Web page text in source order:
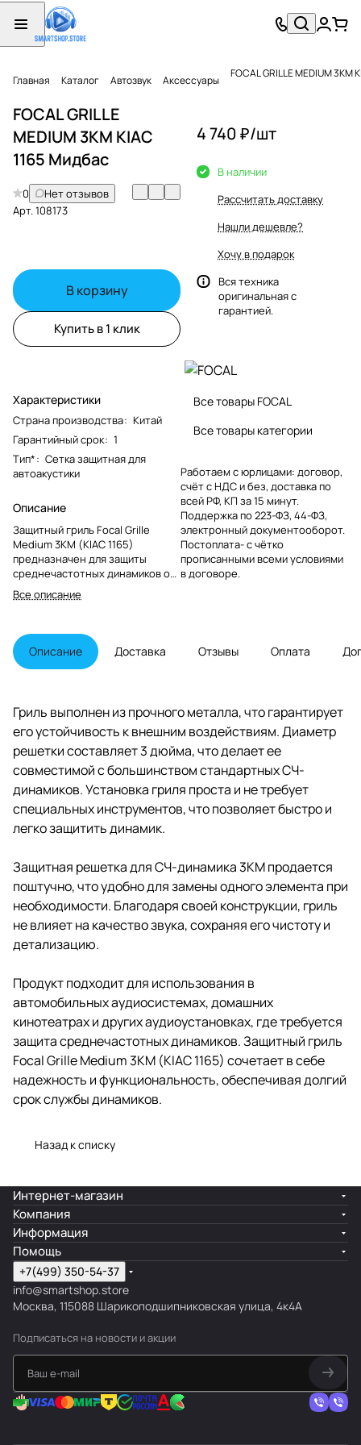
Главная Каталог Автозвук Аксессуары FOCAL GRILLE MEDIUM 3KM
FOCAL GRILLE
MEDIUM 3KM KIAC
1165 Мидбас
0
Нет отзывов
Арт.108173
В корзину
Купить в 1 клик
Характеристики
Страна производства: Китай
Гарантийный срок: 1
Тип*: Сетка защитная для
автоакустики
Описание
Защитный гриль Focal Grille
Medium 3KM (KIAC 1165)
предназначен для защиты
среднечастотных динамиков от
механических повреждений и
пыли. Этот аксессуар
стабильную работу
аудиосистемы.
Все описание
4 740 ₽/шт
В наличии
Рассчитать доставку
Нашли дешевле?
Хочу в подарок
Вся техника
оригинальная с
гарантией.
Все товары FOCAL
Все товары категории
Работаем с юрлицами: договор,
счёт с НДС и без, доставка по
всей РФ, КП за 15 минут.
Поддержка по 223-ФЗ, 44-ФЗ,
электронный документооборот.
Постоплата- с чётко
прописанными всеми условиями
в договоре.
Описание Доставка Отзывы Оплата
Гриль выполнен из прочного металла, что гарантирует
его устойчивость к внешним воздействиям. Диаметр
решетки составляет 3 дюйма, что делает ее
совместимой с большинством стандартных СЧ-
динамиков. Установка гриля проста и не требует
специальных инструментов, что позволяет быстро и
легко защитить динамик.
Защитная решетка для СЧ-динамика 3KM продается
поштучно, что удобно для замены одного элемента при
необходимости. Благодаря своей конструкции, гриль
не влияет на качество звука, сохраняя его чистоту и
детализацию.
Продукт подходит для использования в
автомобильных аудиосистемах, домашних
кинотеатрах и других аудиоустановках, где требуется
защита среднечастотных динамиков. Защитный гриль
Focal Grille Medium 3KM (KIAC 1165) сочетает в себе
надежность и функциональность, обеспечивая долгий
срок службы динамиков.
Назад к списку
Интернет-магазин
Компания
Информация
Помощь
+7(499) 350-54-37
info@smartshop.store
Москва, 115088 Шарикоподшипниковская улица, 4к4А
Подписаться на новости и акции